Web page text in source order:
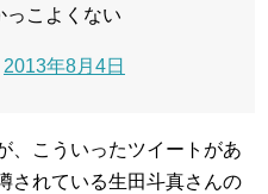
っこよくない
2013年8月4日
、こういったツイートがあ
されている生田斗真さんの